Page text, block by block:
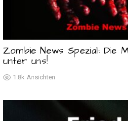
1.8k Ansichten
Zombie News Spezial: Die
unter uns!